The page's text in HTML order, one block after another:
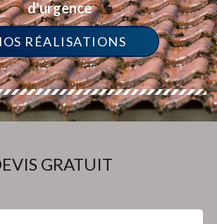
d'urgence
RÉALISATIONS
GRATUIT